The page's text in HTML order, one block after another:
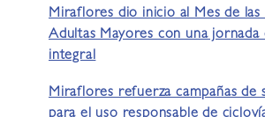
Miraflores dio inicio al Mes de las
Adultas Mayores con una jornada
integral
Miraflores refuerza campañas de